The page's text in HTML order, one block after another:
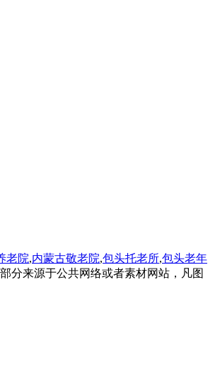
老院,内蒙古敬老院,包头托老所,包头老年
分来源于公共网络或者素材网站，凡图